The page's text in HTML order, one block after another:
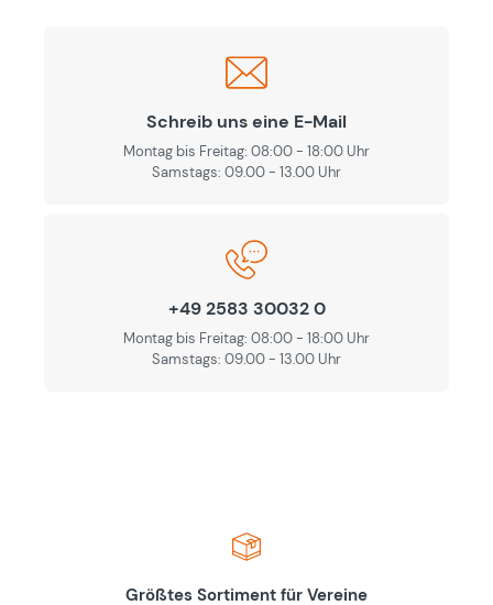
Schreib uns eine E-Mail
Montag bis Freitag: 08:00 - 18:00 Uhr
Samstags: 09.00 - 13.00 Uhr
+49 2583 30032 0
Montag bis Freitag: 08:00 - 18:00 Uhr
Samstags: 09.00 - 13.00 Uhr
Größtes Sortiment für Vereine